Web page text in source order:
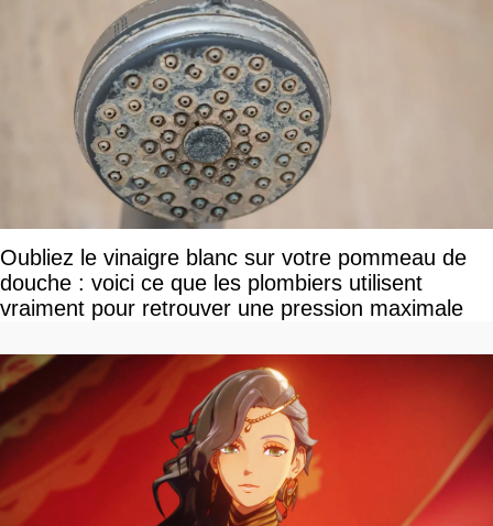
Oubliez le vinaigre blanc sur votre pommeau de
douche : voici ce que les plombiers utilisent
vraiment pour retrouver une pression maximale